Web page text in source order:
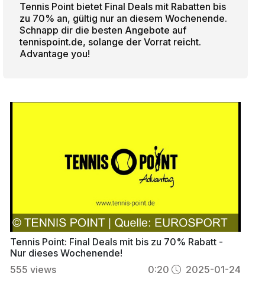
Tennis Point bietet Final Deals mit Rabatten bis
zu 70% an, gültig nur an diesem Wochenende.
Schnapp dir die besten Angebote auf
tennispoint.de, solange der Vorrat reicht.
Advantage you!
Tennis Point: Final Deals mit bis zu 70% Rabatt -
Nur dieses Wochenende!
555 views 0:20 2025-01-24